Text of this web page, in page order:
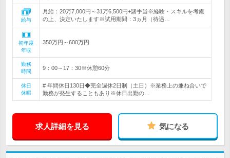
給与
月給：20万7,000円～31万6,500円+諸手当※経験・スキルを考慮
の上、決定いたします※試用期間：3ヵ月（待遇…
初年度
年収
350万円～600万円
勤務
時間
9：00～17：30※休憩60分
休日
休暇
# 年間休日130日◆完全週休2日制（土日）※業務上の兼ね合いで
勤務が発生することもあり※休日出勤の…
求人詳細を見る 気になる